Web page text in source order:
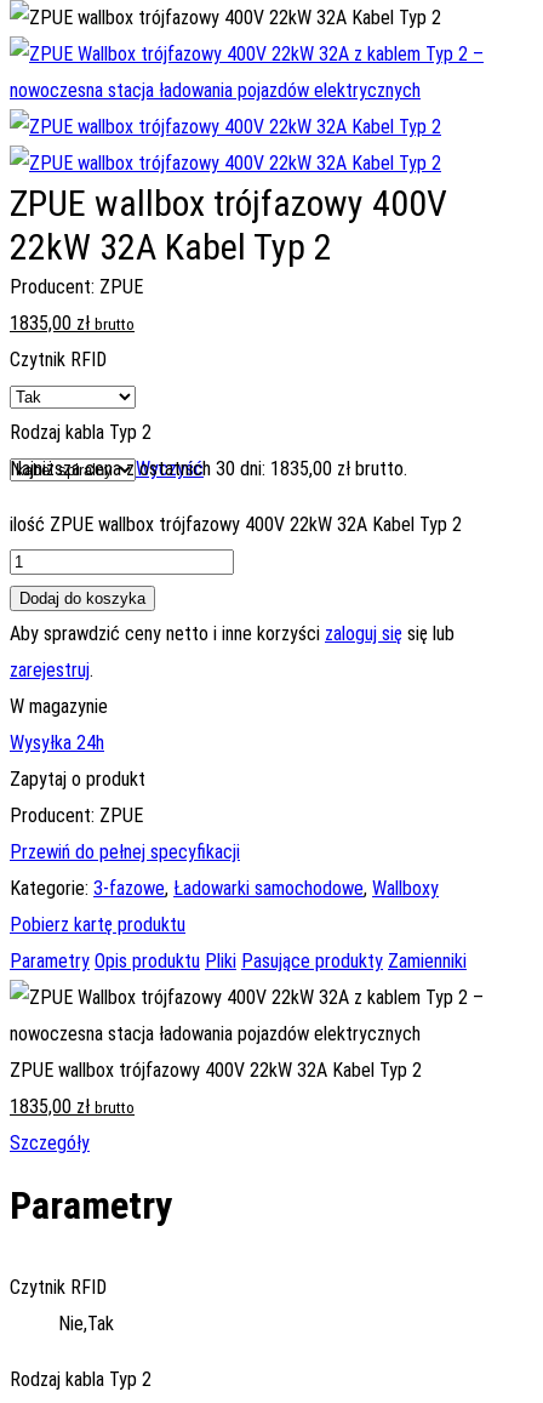
ZPUE wallbox trójfazowy 400V
22kW 32A Kabel Typ 2
Producent: ZPUE
1835,00 zł brutto
Czytnik RFID
Rodzaj kabla Typ 2
Wyczyść
Najniższa cena z ostatnich 30 dni: 1835,00 zł brutto.
ilość ZPUE wallbox trójfazowy 400V 22kW 32A Kabel Typ 2
Dodaj do koszyka
Aby sprawdzić ceny netto i inne korzyści zaloguj się się lub
zarejestruj.
W magazynie
Wysyłka 24h
Zapytaj o produkt
Producent: ZPUE
Przewiń do pełnej specyfikacji
Kategorie: 3-fazowe, Ładowarki samochodowe, Wallboxy
Pobierz kartę produktu
Parametry Opis produktu Pliki Pasujące produkty Zamienniki
ZPUE wallbox trójfazowy 400V 22kW 32A Kabel Typ 2
1835,00 zł brutto
Szczegóły
Parametry
Czytnik RFID
Nie,Tak
Rodzaj kabla Typ 2